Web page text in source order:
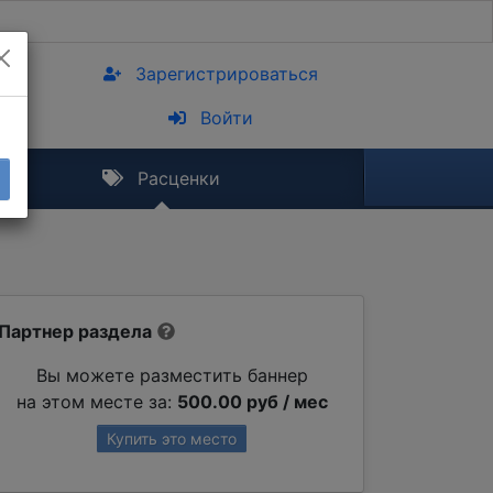
Зарегистрироваться
Войти
Расценки
Партнер раздела
Вы можете разместить баннер
на этом месте за: 500.00 руб / мес
Купить это место